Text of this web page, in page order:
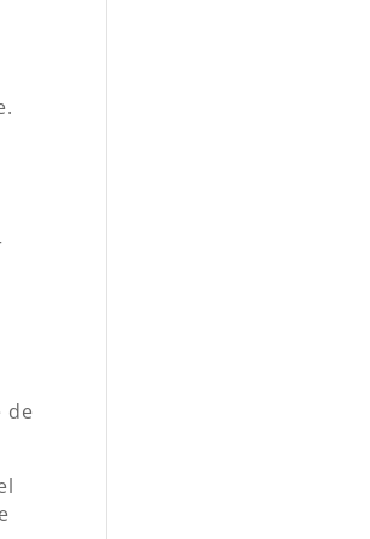
de